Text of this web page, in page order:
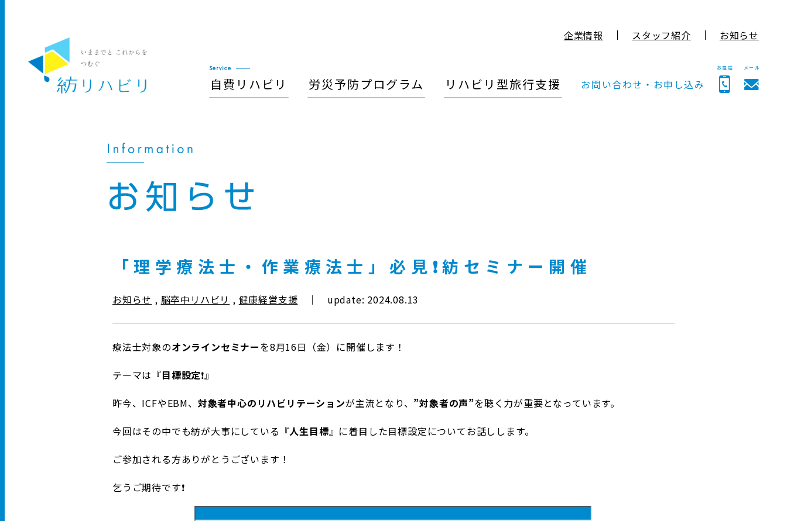
企業情報 スタッフ紹介 お知らせ
Service
自費リハビリ 労災予防プログラム リハビリ型旅行支援 お問い合わせ・お申し込み
お電話 メール
「理学療法士・作業療法士」必見❗️紡セミナー開催
お知らせ , 脳卒中リハビリ , 健康経営支援 ｜ update: 2024.08.13
療法士対象のオンラインセミナーを8月16日（金）に開催します！
テーマは『目標設定❗️』
昨今、ICFやEBM、 対象者中心のリハビリテーションが主流となり、 ”対象者の声”を聴く力が重要となっています。
今回はその中でも紡が大事にしている『人生目標』に着目した目標設定についてお話しします。
ご参加される方ありがとうございます！
乞うご期待です❗️